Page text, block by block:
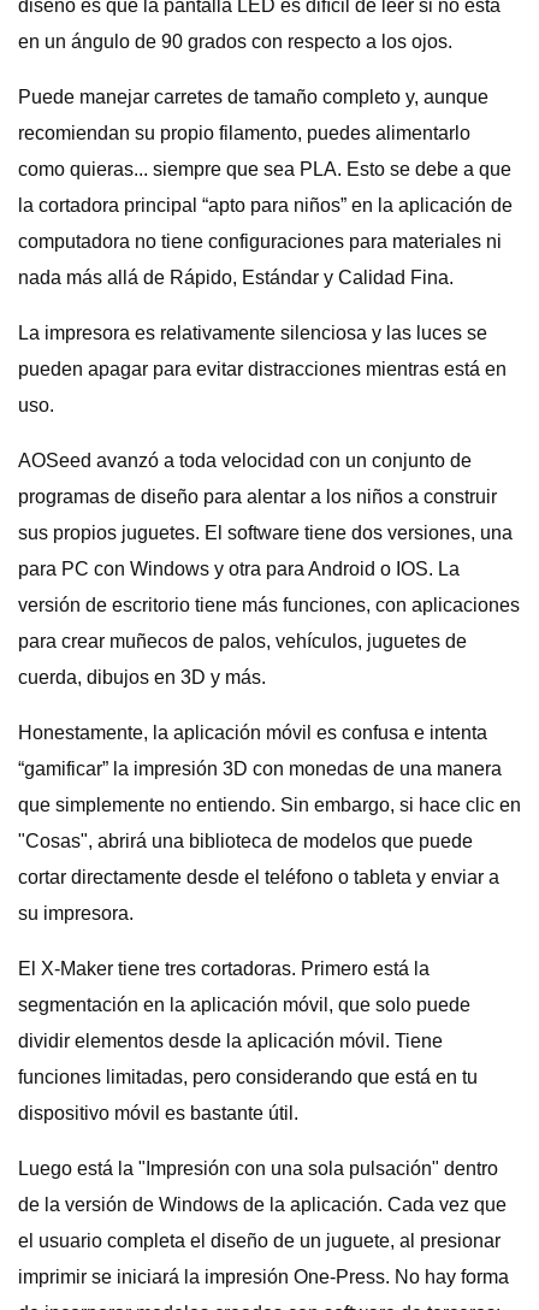
diseño es que la pantalla LED es difícil de leer si no está
en un ángulo de 90 grados con respecto a los ojos.
Puede manejar carretes de tamaño completo y, aunque
recomiendan su propio filamento, puedes alimentarlo
como quieras... siempre que sea PLA. Esto se debe a que
la cortadora principal “apto para niños” en la aplicación de
computadora no tiene configuraciones para materiales ni
nada más allá de Rápido, Estándar y Calidad Fina.
La impresora es relativamente silenciosa y las luces se
pueden apagar para evitar distracciones mientras está en
uso.
AOSeed avanzó a toda velocidad con un conjunto de
programas de diseño para alentar a los niños a construir
sus propios juguetes. El software tiene dos versiones, una
para PC con Windows y otra para Android o IOS. La
versión de escritorio tiene más funciones, con aplicaciones
para crear muñecos de palos, vehículos, juguetes de
cuerda, dibujos en 3D y más.
Honestamente, la aplicación móvil es confusa e intenta
“gamificar” la impresión 3D con monedas de una manera
que simplemente no entiendo. Sin embargo, si hace clic en
"Cosas", abrirá una biblioteca de modelos que puede
cortar directamente desde el teléfono o tableta y enviar a
su impresora.
El X-Maker tiene tres cortadoras. Primero está la
segmentación en la aplicación móvil, que solo puede
dividir elementos desde la aplicación móvil. Tiene
funciones limitadas, pero considerando que está en tu
dispositivo móvil es bastante útil.
Luego está la "Impresión con una sola pulsación" dentro
de la versión de Windows de la aplicación. Cada vez que
el usuario completa el diseño de un juguete, al presionar
imprimir se iniciará la impresión One-Press. No hay forma